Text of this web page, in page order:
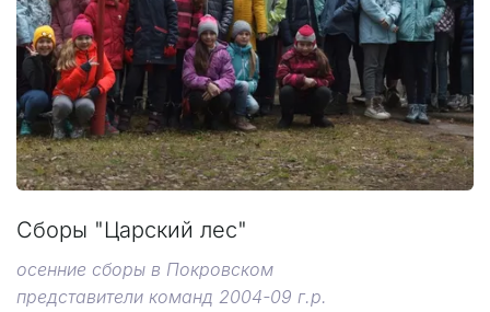
Сборы "Царский лес"
осенние сборы в Покровском
представители команд 2004-09 г.р.